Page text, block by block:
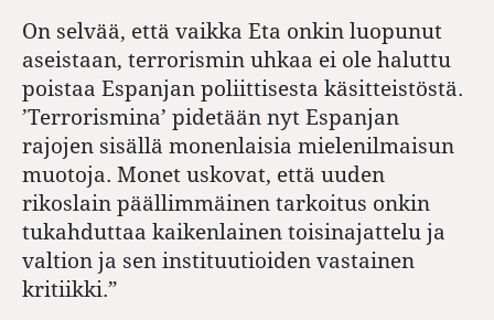
On selvää, että vaikka Eta onkin luopunut
aseistaan, terrorismin uhkaa ei ole haluttu
poistaa Espanjan poliittisesta käsitteistöstä.
’Terrorismina’ pidetään nyt Espanjan
rajojen sisällä monenlaisia mielen­ilmaisun
muotoja. Monet uskovat, että uuden
rikoslain päällimmäinen tarkoitus onkin
tukahduttaa kaikenlainen toisinajattelu ja
valtion ja sen instituutioiden vastainen
kritiikki.”